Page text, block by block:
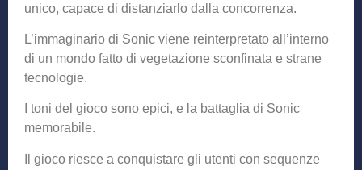
unico, capace di distanziarlo dalla concorrenza.
L’immaginario di Sonic viene reinterpretato all’interno
di un mondo fatto di vegetazione sconfinata e strane
tecnologie.
I toni del gioco sono epici, e la battaglia di Sonic
memorabile.
Il gioco riesce a conquistare gli utenti con sequenze